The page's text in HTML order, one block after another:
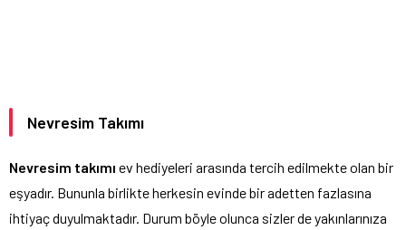
Nevresim Takımı
Nevresim takımı ev hediyeleri arasında tercih edilmekte olan bir
eşyadır. Bununla birlikte herkesin evinde bir adetten fazlasına
ihtiyaç duyulmaktadır. Durum böyle olunca sizler de yakınlarınıza